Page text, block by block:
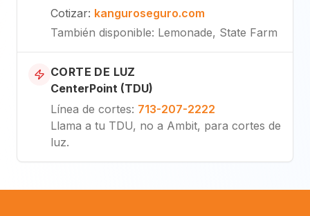
Cotizar: kanguroseguro.com
También disponible: Lemonade, State Farm
CORTE DE LUZ
CenterPoint (TDU)
Línea de cortes: 713-207-2222
Llama a tu TDU, no a Ambit, para cortes de
luz.